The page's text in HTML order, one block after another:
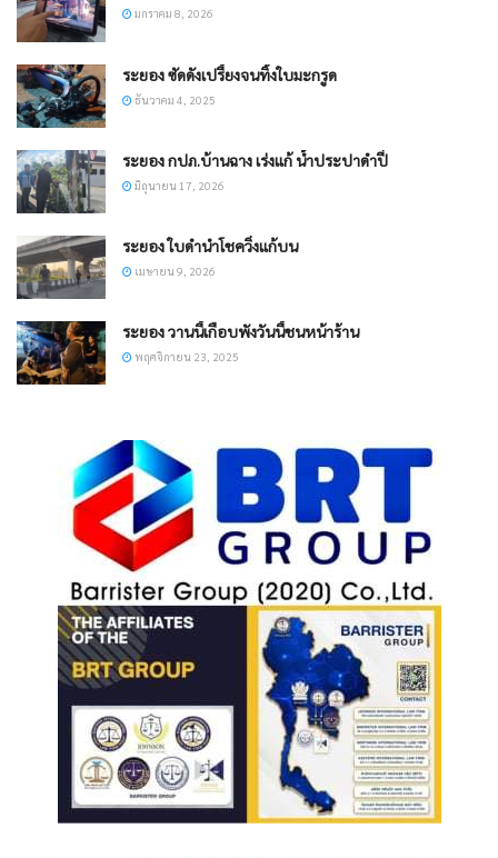
มกราคม 8, 2026
ระยอง ซัดดังเปรี้ยงจนทิ้งใบมะกรูด
ธันวาคม 4, 2025
ระยอง กปภ.บ้านฉาง เร่งแก้ น้ำประปาดำปี๋
มิถุนายน 17, 2026
ระยอง ​ใบดำนำโชควิ่งแก้บน
เมษายน 9, 2026
ระยอง วานนี้เกือบพังวันนี้ชนหน้าร้าน
พฤศจิกายน 23, 2025